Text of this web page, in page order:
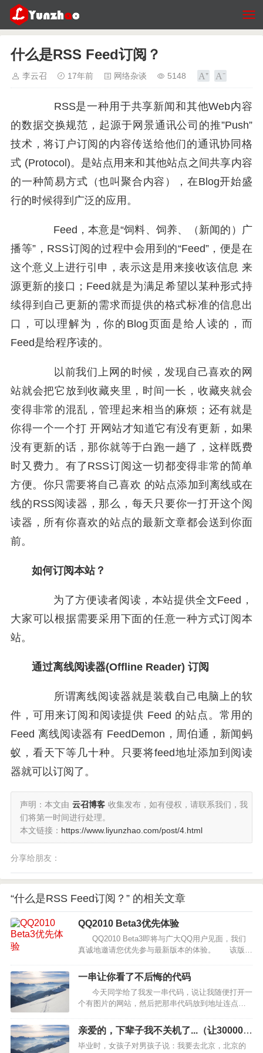
什么是RSS Feed订阅？
李云召 17年前 网络杂谈 5148
RSS是一种用于共享新闻和其他Web内容
的数据交换规范，起源于网景通讯公司的推”Push”
技术，将订户订阅的内容传送给他们的通讯协同格
式 (Protocol)。是站点用来和其他站点之间共享内容
的一种简易方式（也叫聚合内容），在Blog开始盛
行的时候得到广泛的应用。
Feed，本意是“饲料、饲养、（新闻的）广
播等”，RSS订阅的过程中会用到的“Feed”，便是在
这个意义上进行引申，表示这是用来接收该信息 来
源更新的接口；Feed就是为满足希望以某种形式持
续得到自己更新的需求而提供的格式标准的信息出
口，可以理解为，你的Blog页面是给人读的，而
Feed是给程序读的。
以前我们上网的时候，发现自己喜欢的网
站就会把它放到收藏夹里，时间一长，收藏夹就会
变得非常的混乱，管理起来相当的麻烦；还有就是
你得一个一个打 开网站才知道它有没有更新，如果
没有更新的话，那你就等于白跑一趟了，这样既费
时又费力。有了RSS订阅这一切都变得非常的简单
方便。你只需要将自己喜欢 的站点添加到离线或在
线的RSS阅读器，那么，每天只要你一打开这个阅
读器，所有你喜欢的站点的最新文章都会送到你面
前。
如何订阅本站？
为了方便读者阅读，本站提供全文Feed，
大家可以根据需要采用下面的任意一种方式订阅本
站。
通过离线阅读器(Offline Reader) 订阅
所谓离线阅读器就是装载自己电脑上的软
件，可用来订阅和阅读提供 Feed 的站点。常用的
Feed 离线阅读器有 FeedDemon，周伯通，新闻蚂
蚁，看天下等几十种。只要将feed地址添加到阅读
器就可以订阅了。
声明：本文由 云召博客 收集发布，如有侵权，请联系我们，我
们将第一时间进行处理。
本文链接： https://www.liyunzhao.com/post/4.html
分享给朋友：
“什么是RSS Feed订阅？” 的相关文章
QQ2010 Beta3优先体验
QQ2010 Beta3即将与广大QQ用户见面，我们
真诚地邀请您优先参与最新版本的体验。 该版本
能方便的…
一串让你看了不后悔的代码
今天同学给了我发一串代码，说让我随便打开一
个有图片的网站，然后把那串代码放到地址连点击
整个网页上的图片，都动了起来，平且是按照个顺
序动了起来，不错，挺漂亮，好奇喜欢的朋友可以
试试哦。呵…
亲爱的，下辈子我不关机了...（让30000人
感动到哭）
毕业时，女孩子对男孩子说：我要去北京，北京的